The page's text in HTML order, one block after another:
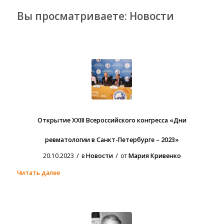
Вы просматриваете: Новости
Открытие XXIII Всероссийского конгресса «Дни
ревматологии в Санкт-Петербурге – 2023»
20.10.2023 / вНовости / отМария Кривенко
Читать далее